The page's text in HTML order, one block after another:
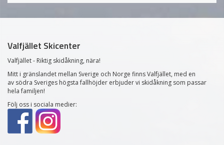
Valfjället Skicenter
Valfjället - Riktig skidåkning, nära!
Mitt i gränslandet mellan Sverige och Norge finns Valfjället, med en
av södra Sveriges högsta fallhöjder erbjuder vi skidåkning som passar
hela familjen!
Följ oss i sociala medier: